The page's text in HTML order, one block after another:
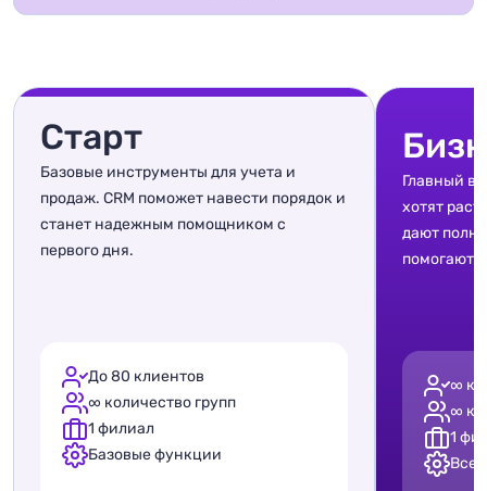
Старт
Базовые инструменты для учета и
продаж. CRM поможет навести порядок и
станет надежным помощником с
первого дня.
До 80 клиентов
∞ количество групп
1 филиал
Базовые функции
Главный
хотят
дают
помогают
∞
∞
1
Все